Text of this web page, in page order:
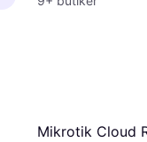
Mikrotik Cloud